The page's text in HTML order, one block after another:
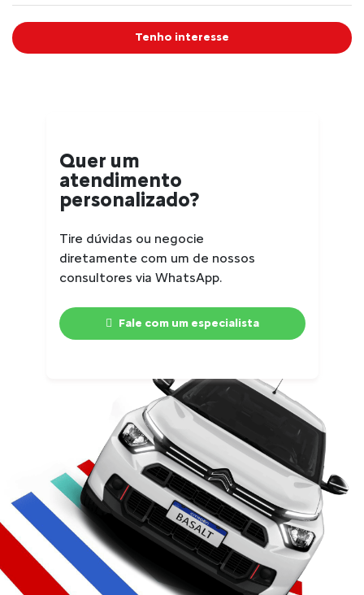
Tenho interesse
Quer um
atendimento
personalizado?
Tire dúvidas ou negocie
diretamente com um de nossos
consultores via WhatsApp.
Fale com um especialista